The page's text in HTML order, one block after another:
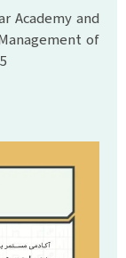
Academy and
of